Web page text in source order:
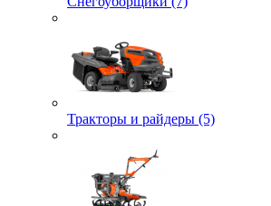
Тракторы и райдеры (5)